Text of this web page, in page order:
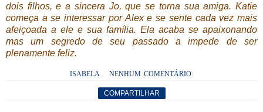
dois filhos, e a sincera Jo, que se torna sua amiga. Katie
começa a se interessar por Alex e se sente cada vez mais
afeiçoada a ele e sua família. Ela acaba se apaixonando
mas um segredo de seu passado a impede de ser
plenamente feliz.
ISABELA NENHUM COMENTÁRIO:
COMPARTILHAR